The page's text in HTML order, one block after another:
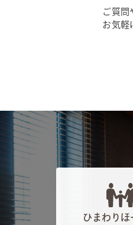
ご質問
お気軽
ひまわりほ